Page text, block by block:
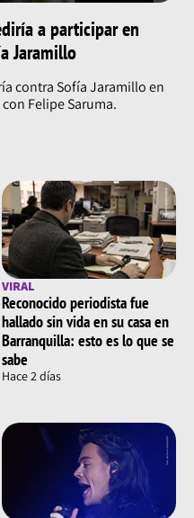
a participar en
Jaramillo
contra Sofía Jaramillo en
Felipe Saruma.
VIRAL
Reconocido periodista fue
hallado sin vida en su casa en
Barranquilla: esto es lo que se
sabe
Hace 2 días